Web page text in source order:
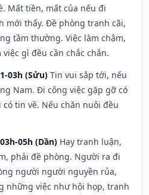
Mất tiền, mất của nếu đi
mới thấy. Đề phòng tranh cãi,
tầm thường. Việc làm chậm,
gì đều cần chắc chắn.
03h (Sửu) Tin vui sắp tới, nếu
Nam. Đi công việc gặp gỡ có
tin về. Nếu chăn nuôi đều
05h (Dần) Hay tranh luận,
phải đề phòng. Người ra đi
người người nguyền rủa,
những việc như hội họp, tranh